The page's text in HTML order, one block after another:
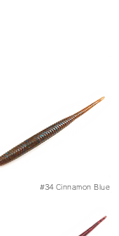
#34 Cinnamon Blue